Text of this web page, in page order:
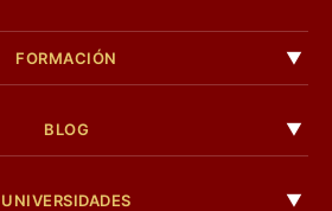
FORMACIÓN
BLOG
UNIVERSIDADES